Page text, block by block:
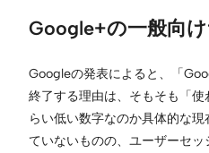
Google+の一般向
Googleの発表によると、「
終了する理由は、そもそも「使
らい低い数字なのか具体的な
ていないものの、ユーザーセ